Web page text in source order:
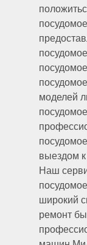
моделей
выездом
Наш
широкий
ремонт